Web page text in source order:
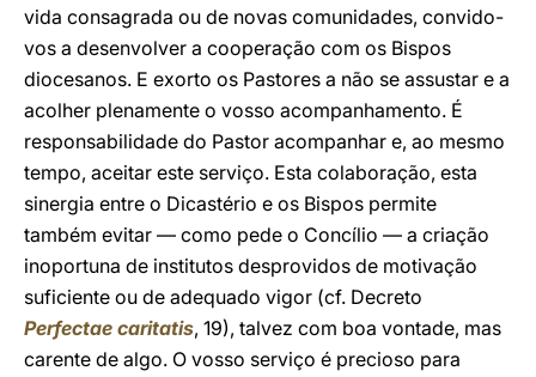
vida consagrada ou de novas comunidades, convido-
vos a desenvolver a cooperação com os Bispos
diocesanos. E exorto os Pastores a não se assustar e a
acolher plenamente o vosso acompanhamento. É
responsabilidade do Pastor acompanhar e, ao mesmo
tempo, aceitar este serviço. Esta colaboração, esta
sinergia entre o Dicastério e os Bispos permite
também evitar — como pede o Concílio — a criação
inoportuna de institutos desprovidos de motivação
suficiente ou de adequado vigor (cf. Decreto
Perfectae caritatis, 19), talvez com boa vontade, mas
carente de algo. O vosso serviço é precioso para